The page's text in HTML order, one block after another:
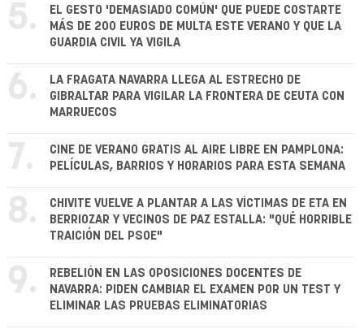
5.
EL GESTO 'DEMASIADO COMÚN' QUE PUEDE COSTARTE
MÁS DE 200 EUROS DE MULTA ESTE VERANO Y QUE LA
GUARDIA CIVIL YA VIGILA
6.
LA FRAGATA NAVARRA LLEGA AL ESTRECHO DE
GIBRALTAR PARA VIGILAR LA FRONTERA DE CEUTA CON
MARRUECOS
7.
CINE DE VERANO GRATIS AL AIRE LIBRE EN PAMPLONA:
PELÍCULAS, BARRIOS Y HORARIOS PARA ESTA SEMANA
8.
CHIVITE VUELVE A PLANTAR A LAS VÍCTIMAS DE ETA EN
BERRIOZAR Y VECINOS DE PAZ ESTALLA: "QUÉ HORRIBLE
TRAICIÓN DEL PSOE"
9.
REBELIÓN EN LAS OPOSICIONES DOCENTES DE
NAVARRA: PIDEN CAMBIAR EL EXAMEN POR UN TEST Y
ELIMINAR LAS PRUEBAS ELIMINATORIAS